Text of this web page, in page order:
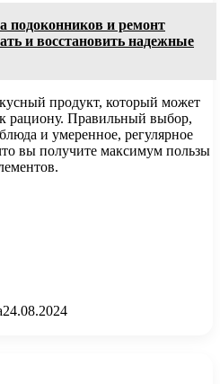
подоконников и ремонт
и восстановить надежные
продукт, который может
рациону. Правильный выбор,
и умеренное, регулярное
вы получите максимум пользы
24.08.2024